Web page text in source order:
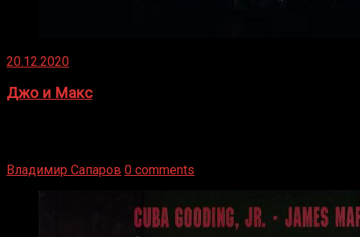
20.12.2020
Джо и Макс
Владимир Сапаров 0 comments